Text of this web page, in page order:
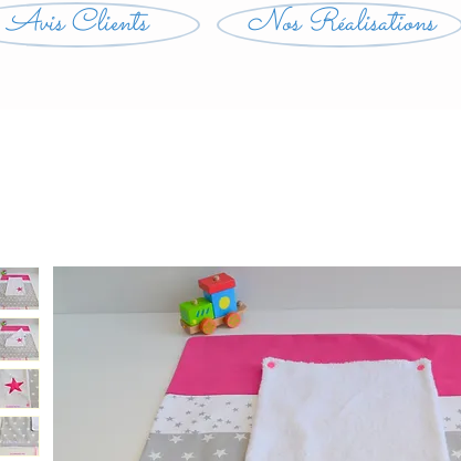
Avis Clients Nos Réalisations